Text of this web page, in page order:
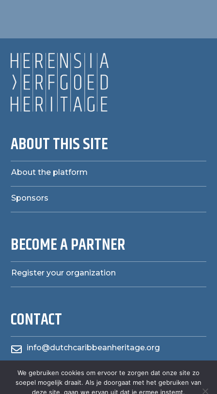
ABOUT THIS SITE
About the platform
Sponsors
BECOME A PARTNER
Register your organization
CONTACT
 info@dutchcaribbeanheritage.org
 herensiaerfgoedheritage
We gebruiken cookies om ervoor te zorgen dat onze site zo
soepel mogelijk draait. Als je doorgaat met het gebruiken van
deze site, gaan we ervan uit dat je ermee instemt.